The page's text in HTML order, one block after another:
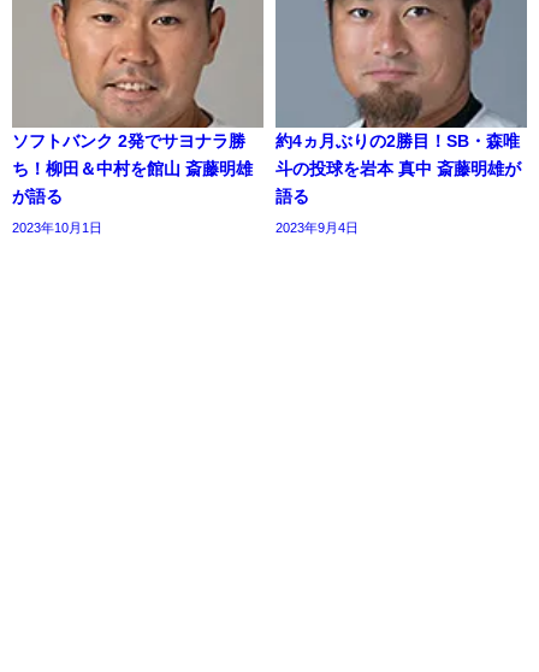
ソフトバンク 2発でサヨナラ勝
ち！柳田＆中村を館山 斎藤明雄
が語る
2023年10月1日
約4ヵ月ぶりの2勝目！SB・森唯
斗の投球を岩本 真中 斎藤明雄が
語る
2023年9月4日